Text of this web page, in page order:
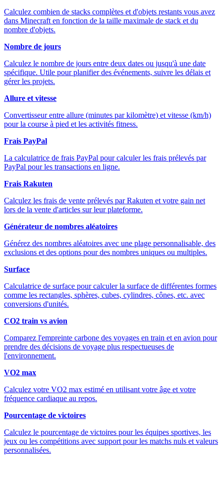
Calculez combien de stacks complètes et d'objets restants vous avez
dans Minecraft en fonction de la taille maximale de stack et du
nombre d'objets.
Nombre de jours
Calculez le nombre de jours entre deux dates ou jusqu'à une date
spécifique. Utile pour planifier des événements, suivre les délais et
gérer les projets.
Allure et vitesse
Convertisseur entre allure (minutes par kilomètre) et vitesse (km/h)
pour la course à pied et les activités fitness.
Frais PayPal
La calculatrice de frais PayPal pour calculer les frais prélevés par
PayPal pour les transactions en ligne.
Frais Rakuten
Calculez les frais de vente prélevés par Rakuten et votre gain net
lors de la vente d'articles sur leur plateforme.
Générateur de nombres aléatoires
Générez des nombres aléatoires avec une plage personnalisable, des
exclusions et des options pour des nombres uniques ou multiples.
Surface
Calculatrice de surface pour calculer la surface de différentes formes
comme les rectangles, sphères, cubes, cylindres, cônes, etc. avec
conversions d'unités.
CO2 train vs avion
Comparez l'empreinte carbone des voyages en train et en avion pour
prendre des décisions de voyage plus respectueuses de
l'environnement.
VO2 max
Calculez votre VO2 max estimé en utilisant votre âge et votre
fréquence cardiaque au repos.
Pourcentage de victoires
Calculez le pourcentage de victoires pour les équipes sportives, les
jeux ou les compétitions avec support pour les matchs nuls et valeurs
personnalisées.